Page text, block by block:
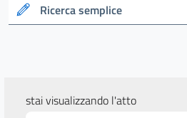
Ricerca semplice
stai visualizzando l'atto